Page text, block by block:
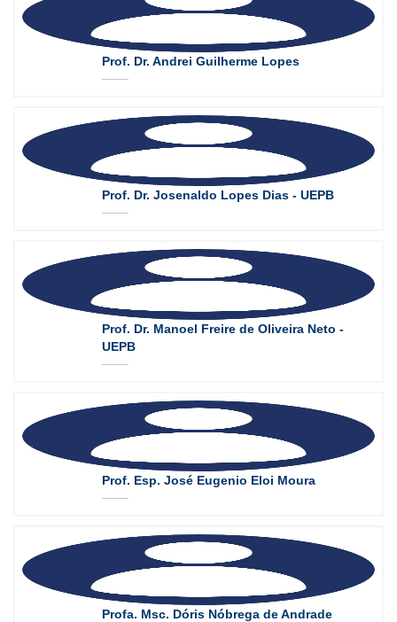
Prof. Dr. Andrei Guilherme Lopes
Prof. Dr. Josenaldo Lopes Dias - UEPB
Prof. Dr. Manoel Freire de Oliveira Neto -
UEPB
Prof. Esp. José Eugenio Eloi Moura
Profa. Msc. Dóris Nóbrega de Andrade